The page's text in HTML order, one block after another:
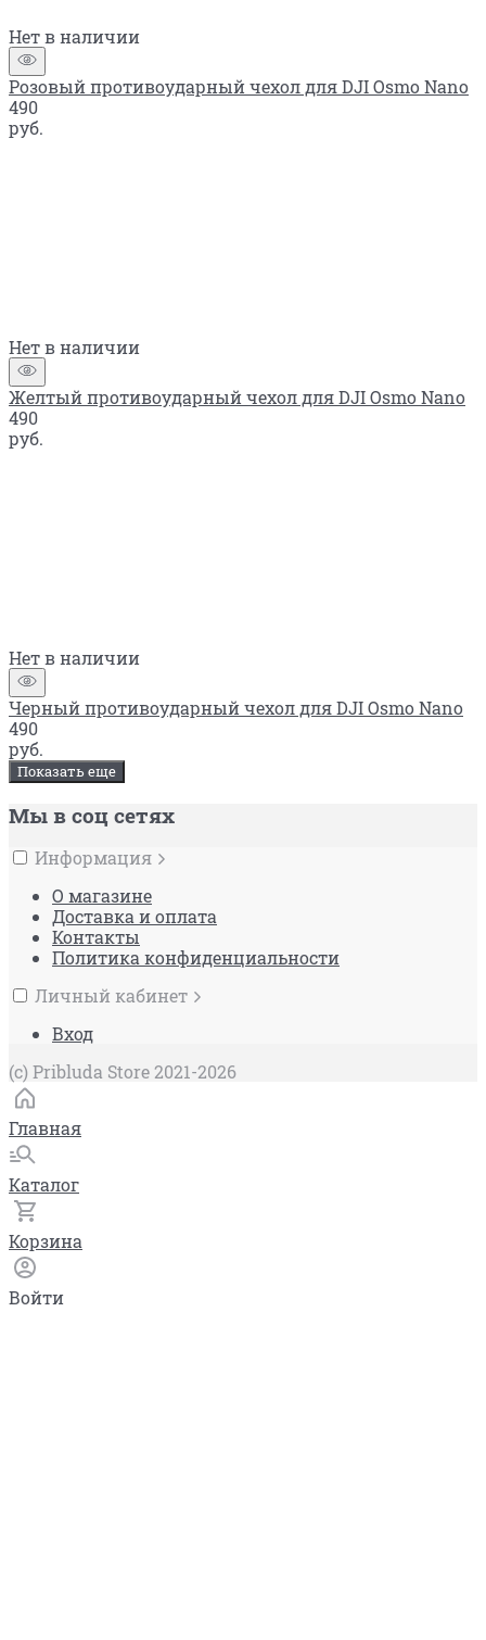
Нет в наличии
Розовый противоударный чехол для DJI Osmo Nano
490
руб.
Нет в наличии
Желтый противоударный чехол для DJI Osmo Nano
490
руб.
Нет в наличии
Черный противоударный чехол для DJI Osmo Nano
490
руб.
Показать еще
Мы в соц сетях
Информация
О магазине
Доставка и оплата
Контакты
Политика конфиденциальности
Личный кабинет
Вход
(c) Pribluda Store 2021-2026
Главная
Каталог
Корзина
Войти